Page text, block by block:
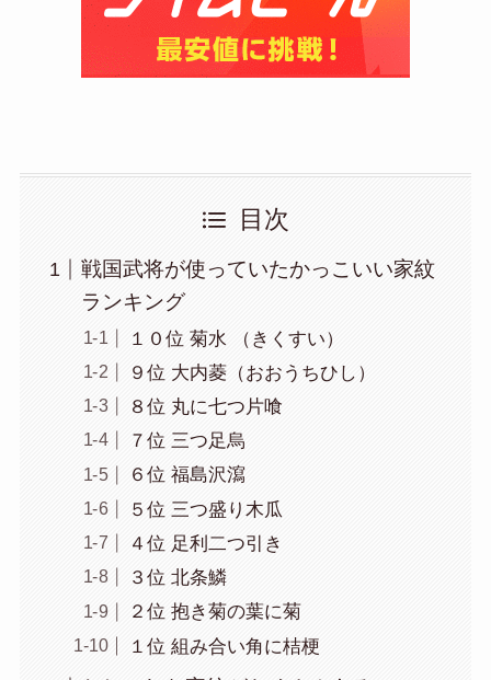
目次
戦国武将が使っていたかっこいい家紋
ランキング
１０位 菊水 （きくすい）
９位 大内菱（おおうちひし）
８位 丸に七つ片喰
７位 三つ足烏
６位 福島沢瀉
５位 三つ盛り木瓜
４位 足利二つ引き
３位 北条鱗
２位 抱き菊の葉に菊
１位 組み合い角に桔梗